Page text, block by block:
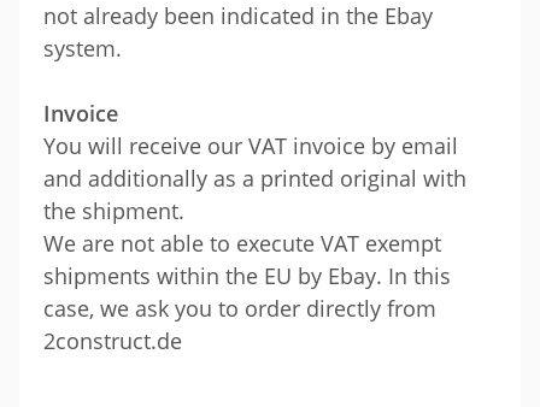
not already been indicated in the Ebay
system.
Invoice
You will receive our VAT invoice by email
and additionally as a printed original with
the shipment.
We are not able to execute VAT exempt
shipments within the EU by Ebay. In this
case, we ask you to order directly from
2construct.de